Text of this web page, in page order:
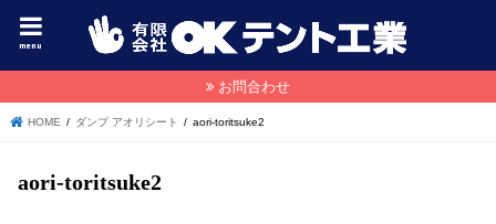
menu
お問合わせ
HOME ダンプ アオリシート aori-toritsuke2
aori-toritsuke2